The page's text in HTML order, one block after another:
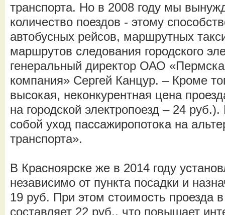
транспорта. Но в 2008 году мы
количество поездов - этому
автобусных рейсов, маршрутных
маршрутов следования городского
генеральный директор ОАО
компания» Сергей Канцур. – Кроме
высокая, неконкурентная цена
на городской электропоезд – 24
собой уход пассажиропотока на
транспорта».
В Красноярске же в 2014 году
независимо от пункта посадки и
19 руб. При этом стоимость проезда в
составляет 22 руб., что повышает